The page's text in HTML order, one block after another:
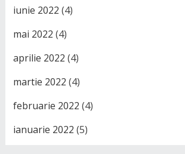
iunie 2022 (4)
mai 2022 (4)
aprilie 2022 (4)
martie 2022 (4)
februarie 2022 (4)
ianuarie 2022 (5)